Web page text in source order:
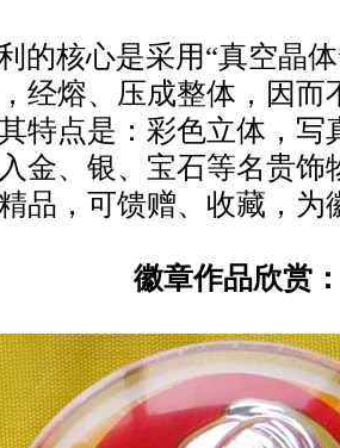
的核心是采用“真空晶
经熔、压成整体，因而
特点是：彩色立体，写
金、银、宝石等名贵饰
品，可馈赠、收藏，为
徽章作品欣赏